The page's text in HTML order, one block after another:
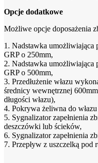
Opcje dodatkowe
Możliwe opcje doposażenia
1. Nadstawka umożliwiająca
GRP o 250mm,
2. Nadstawka umożliwiająca
GRP o 500mm,
3. Przedłużenie włazu
średnicy wewnętrznej
długości włazu),
4. Pokrywa żeliwna do
5. Sygnalizator zapełnienia
deszczówki lub ścieków,
6. Sygnalizator zapełnienia
7. Przepływ z uszczelką pod